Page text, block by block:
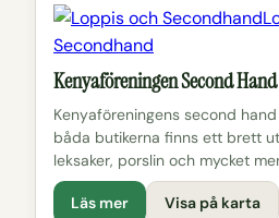
Secondhand
Kenyaföreningen Second
Kenyaföreningens second
båda butikerna finns ett brett
leksaker, porslin och mycket
Läs mer Visa på karta